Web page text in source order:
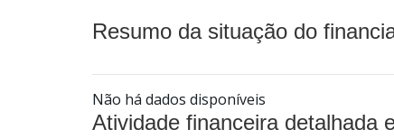
Resumo da situação do
Não há dados disponíveis
Atividade financeira detalhada